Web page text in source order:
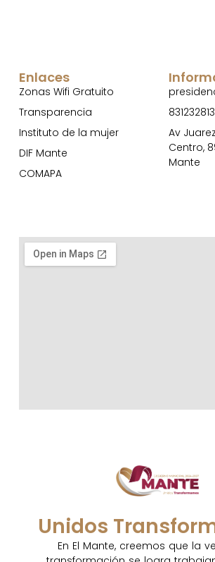
Unidos
En El Mante, creemos que la
Enlaces
Zonas Wifi Gratuito
Transparencia
Instituto de la mujer
DIF Mante
COMAPA
Av
Centro,
Mante